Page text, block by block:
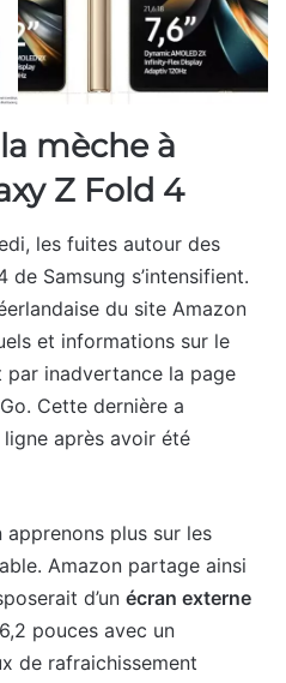
mèche à
Z Fold 4
les fuites autour des
de Samsung s’intensifient.
du site Amazon
et informations sur le
par inadvertance la page
Cette dernière a
après avoir été
apprenons plus sur les
Amazon partage ainsi
d’un écran externe
pouces avec un
de rafraichissement